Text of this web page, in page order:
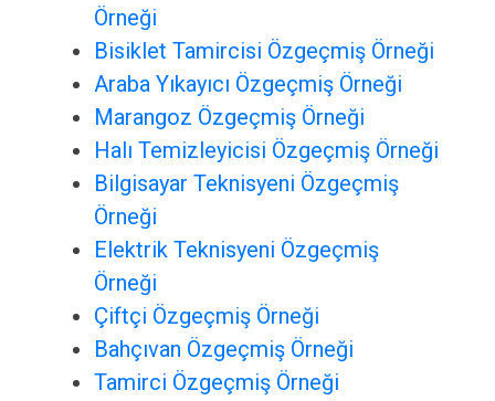
Örneği
Bisiklet Tamircisi Özgeçmiş Örneği
Araba Yıkayıcı Özgeçmiş Örneği
Marangoz Özgeçmiş Örneği
Halı Temizleyicisi Özgeçmiş Örneği
Bilgisayar Teknisyeni Özgeçmiş
Örneği
Elektrik Teknisyeni Özgeçmiş
Örneği
Çiftçi Özgeçmiş Örneği
Bahçıvan Özgeçmiş Örneği
Tamirci Özgeçmiş Örneği